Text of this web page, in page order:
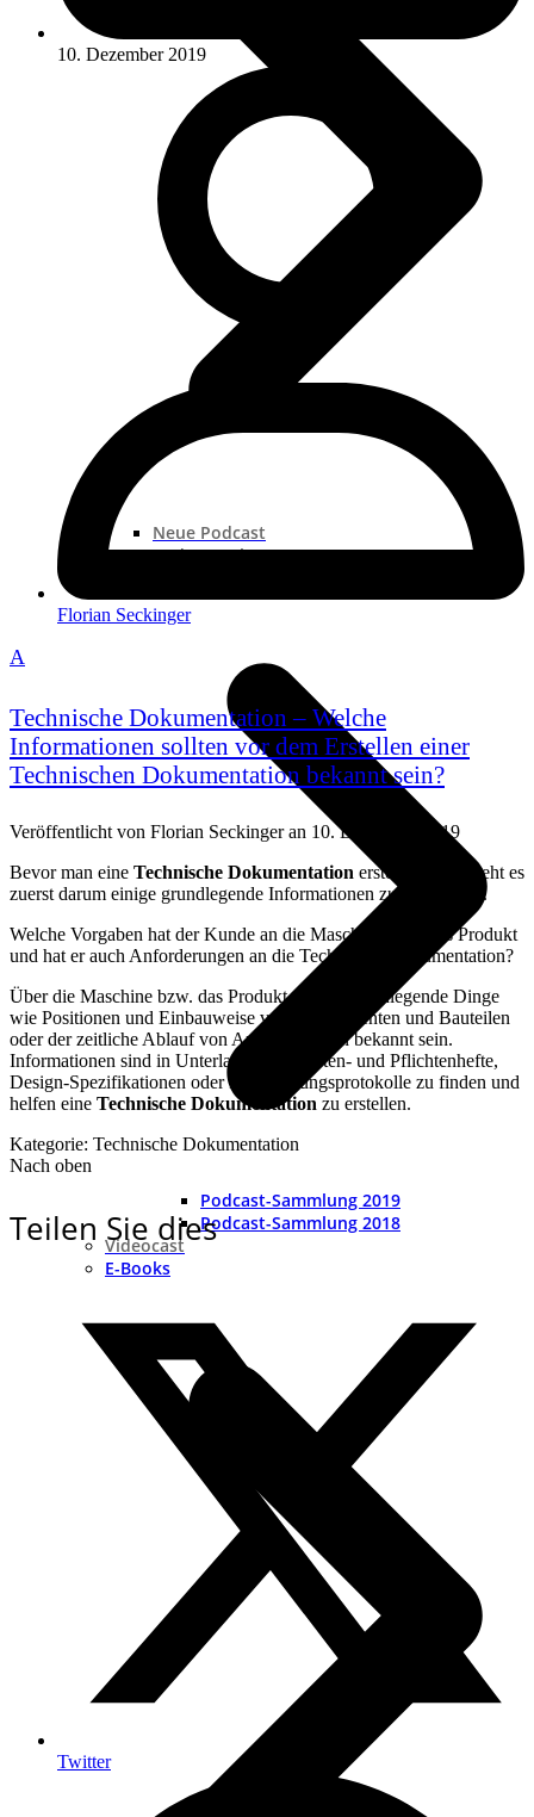
Neue Podcast
Podcast „Shorts“
Podcast-Sammlung 2019
Podcast-Sammlung 2018
Videocast
E-Books
10. Dezember 2019
Florian Seckinger
A
Technische Dokumentation – Welche
Informationen sollten vor dem Erstellen einer
Technischen Dokumentation bekannt sein?
Veröffentlicht von Florian Seckingeran 10. Dezember 2019
Bevor man eine Technische Dokumentation erstellen kann, geht es
zuerst darum einige grundlegende Informationen zu beschaffen.
Welche Vorgaben hat der Kunde an die Maschine bzw. das Produkt
und hat er auch Anforderungen an die Technische Dokumentation?
Über die Maschine bzw. das Produkt sollten grundlegende Dinge
wie Positionen und Einbauweise von Komponenten und Bauteilen
oder der zeitliche Ablauf von Arbeitsschritten bekannt sein.
Informationen sind in Unterlagen wie Lasten- und Pflichtenhefte,
Design-Spezifikationen oder Besprechungsprotokolle zu finden und
helfen eine Technische Dokumentation zu erstellen.
Kategorie: Technische Dokumentation
Nach oben
Teilen Sie dies
Twitter